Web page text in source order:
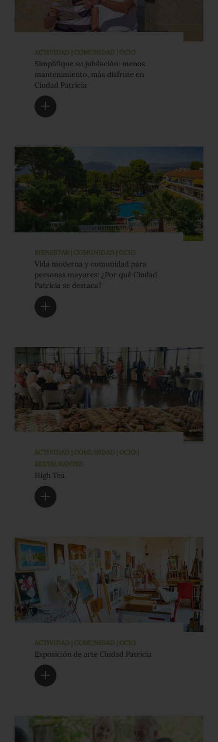
ACTIVIDAD | COMUNIDAD | OCIO
Simplifique su jubilación: menos
mantenimiento, más disfrute en
Ciudad Patricia
BIENESTAR | COMUNIDAD | OCIO
Vida moderna y comunidad para
personas mayores: ¿Por qué Ciudad
Patricia se destaca?
ACTIVIDAD | COMUNIDAD | OCIO |
RESTAURANTES
High Tea
ACTIVIDAD | COMUNIDAD | OCIO
Exposición de arte Ciudad Patricia